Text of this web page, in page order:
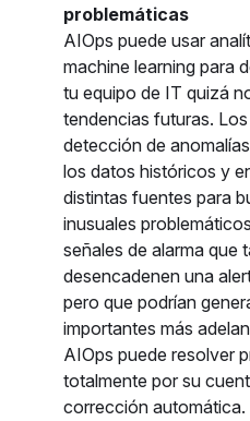
problemáticas
AIOps puede usar
machine learning para
tu equipo de IT quizá
tendencias futuras.
detección de
los datos históricos y
distintas fuentes para
inusuales
señales de alarma que
desencadenen una
pero que podrían
importantes más
AIOps puede resolver
totalmente por su
corrección automática.